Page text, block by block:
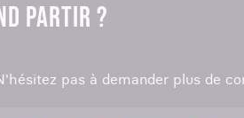
PARTIR ?
pas à demander plus de